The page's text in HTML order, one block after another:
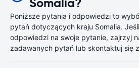
Somalia?
Poniższe pytania i odpowiedzi to
pytań dotyczących kraju Somalia.
odpowiedzi na swoje pytanie, zajrzyj
zadawanych pytań lub skontaktuj się